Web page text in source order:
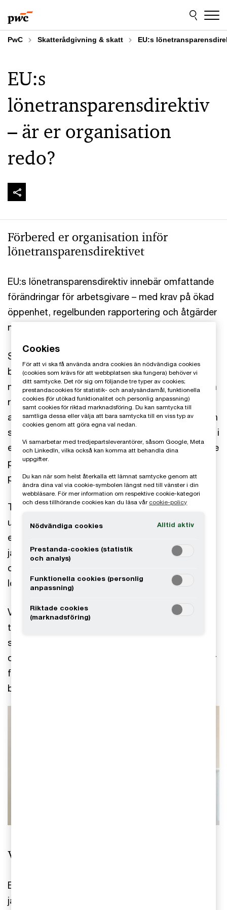
to
content
to
footer
PwC Skatterådgivning & skatt EU:s
EU:s
lönetransparensdirektiv
– är er organisation
redo?
Förbered er organisation inför
lönetransparensdirektivet
EU:s lönetransparensdirektiv innebär omfattande
förändringar för arbetsgivare – med krav på ökad
öppenhet, regelbunden rapportering och åtgärder
mot omotiverade löneskillnader.
Senaste uppdateringen (2026-03-26): Regeringen
bedömer att EU:s lönetransparensdirektiv i dess
nuvarande form är administrativt betungande och
riskerar att minska jämställdhetsvinsterna. Därför
avser regeringen verka för att genomförandetiden
skjuts upp och att en omförhandling av direktivet i
en regelförenklande riktning inleds. För närvarande
planerar regeringen inte att lämna någon
proposition om direktivet till riksdagen.
Trots osäkerheten kring tidplan och slutlig
utformning är detta mer än ett regelkrav – det är
en chans att driva rättvisa, öppenhet och
jämlikhet. Genom strategisk anpassning kan
organisationer stärka medarbetarnas förtroende,
lojalitet och engagemang.
Vi rekommenderar att organisationer använder
tiden för att förbereda strukturer och processer
som säkerställer transparens och jämställdhet,
oavsett direktivets slutliga utformning. Vi bevakar
frågan löpande och återkommer när ytterligare
beslut finns.
Vad innebär direktivet?
EU-direktivet (EU) 2023/970 syftar till att stärka
jämställdheten och minska löneskillnader mellan
Cookies
För att vi ska få använda andra cookies än nödvändiga cookies
(cookies som krävs för att webbplatsen ska fungera) behöver vi
ditt samtycke. Det rör sig om följande tre typer av cookies;
prestandacookies för statistik- och analysändamål, funktionella
cookies (för utökad funktionalitet och personlig anpassning)
samt cookies för riktad marknadsföring. Du kan samtycka till
samtliga dessa eller välja att bara samtycka till en viss typ av
cookies genom att göra egna val nedan.
Vi samarbetar med tredjepartsleverantörer, såsom Google, Meta
och LinkedIn, vilka också kan komma att behandla dina
uppgifter.
Du kan när som helst återkalla ett lämnat samtycke genom att
ändra dina val via cookie-symbolen längst ned till vänster i din
webbläsare. För mer information om respektive cookie-kategori
och dess tillhörande cookies kan du läsa vår cookie-policy
Nödvändiga cookies Alltid aktiv
Prestanda-cookies (statistik
och analys)
Funktionella cookies (personlig
anpassning)
Riktade cookies
(marknadsföring)